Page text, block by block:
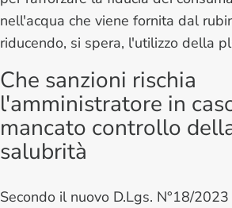
nell'acqua che viene fornita dal
riducendo, si spera, l'utilizzo della
Che sanzioni rischia
l'amministratore in
mancato controllo
salubrità
Secondo il nuovo D.Lgs. N°18/